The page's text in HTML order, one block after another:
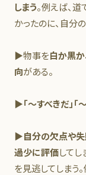
しまう。例えば、
かったのに、自分
▶物事を白か黒
向がある。
▶「～すべきだ」
▶自分の欠点や
過少に評価して
を見逃してしまう